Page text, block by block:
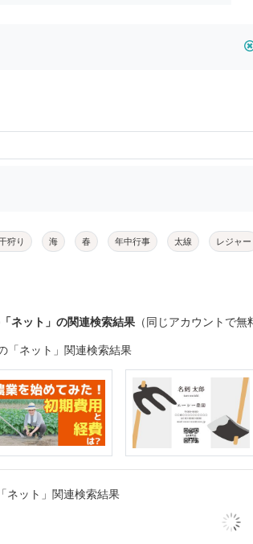
狩り 海 春 年中行事 太線 レジャー
ネット」の関連検索結果 （同じアカウントで無
「ネット」関連検索結果
ネット」関連検索結果